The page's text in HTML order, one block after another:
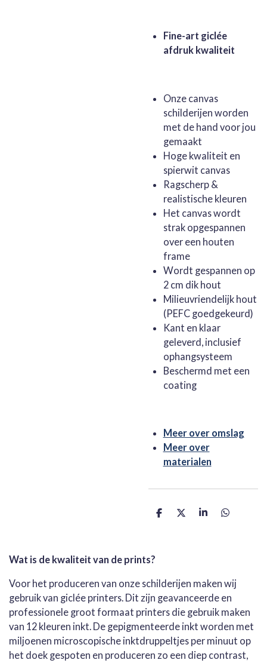
Fine-art giclée
afdruk kwaliteit
Onze canvas
schilderijen worden
met de hand voor jou
gemaakt
Hoge kwaliteit en
spierwit canvas
Ragscherp &
realistische kleuren
Het canvas wordt
strak opgespannen
over een houten
frame
Wordt gespannen op
2 cm dik hout
Milieuvriendelijk hout
(PEFC goedgekeurd)
Kant en klaar
geleverd, inclusief
ophangsysteem
Beschermd met een
coating
Meer over omslag
Meer over
materialen
D
D
S
D
Wat is de kwaliteit van de prints?
Voor het produceren van onze schilderijen maken wij
gebruik van giclée printers. Dit zijn geavanceerde en
professionele groot formaat printers die gebruik maken
van 12 kleuren inkt. De gepigmenteerde inkt worden met
miljoenen microscopische inktdruppeltjes per minuut op
het doek gespoten en produceren zo een diep contrast,